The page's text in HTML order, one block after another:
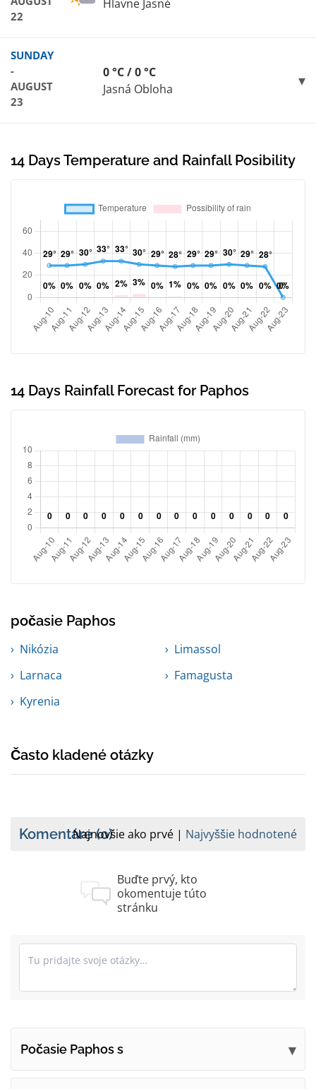
22
Hlavne Jasné
SUNDAY
-
AUGUST
23
0 °C / 0 °C
Jasná Obloha
14 Days Temperature and Rainfall Posibility
14 Days Rainfall Forecast for Paphos
počasie Paphos
Nikózia
Limassol
Larnaca
Famagusta
Kyrenia
Často kladené otázky
Komentáre(0)
Najnovšie ako prvé Najvyššie hodnotené
Buďte prvý, kto
okomentuje túto
stránku
Počasie Paphos s